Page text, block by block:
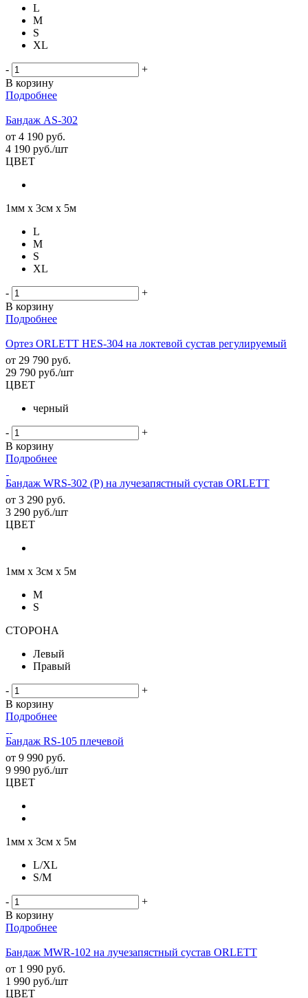
L
M
S
XL
-
+
В корзину
Подробнее
Бандаж AS-302
от 4 190 руб.
4 190 руб./шт
ЦВЕТ
1мм х 3см х 5м
L
M
S
XL
-
+
В корзину
Подробнее
Ортез ORLETT HES-304 на локтевой сустав регулируемый
от 29 790 руб.
29 790 руб./шт
ЦВЕТ
черный
-
+
В корзину
Подробнее
Бандаж WRS-302 (P) на лучезапястный сустав ORLETT
от 3 290 руб.
3 290 руб./шт
ЦВЕТ
1мм х 3см х 5м
M
S
СТОРОНА
Левый
Правый
-
+
В корзину
Подробнее
Бандаж RS-105 плечевой
от 9 990 руб.
9 990 руб./шт
ЦВЕТ
1мм х 3см х 5м
L/XL
S/M
-
+
В корзину
Подробнее
Бандаж MWR-102 на лучезапястный сустав ORLETT
от 1 990 руб.
1 990 руб./шт
ЦВЕТ